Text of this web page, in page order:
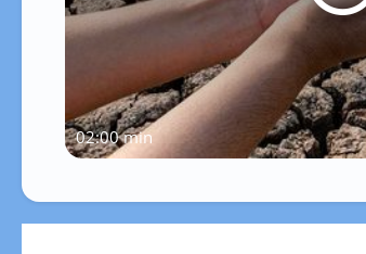
02:00 min